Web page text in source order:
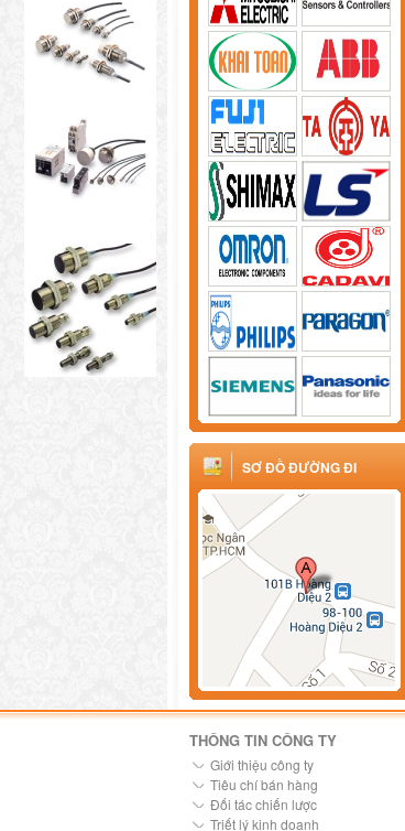
SƠ ĐỒ ĐƯỜNG ĐI
THÔNG TIN CÔNG TY
Giới thiệu công ty
Tiêu chí bán hàng
Đối tác chiến lược
Triết lý kinh doanh